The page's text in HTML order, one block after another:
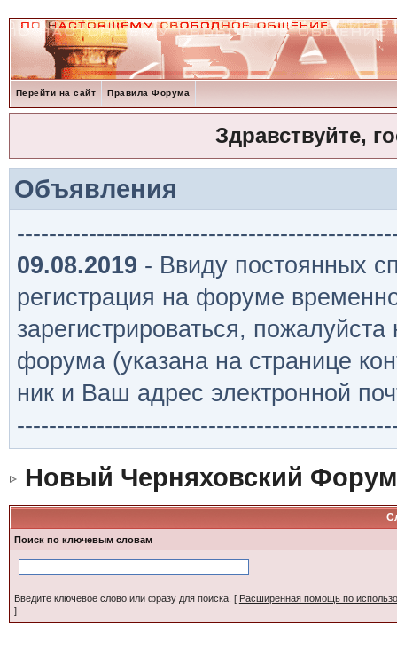
Перейти на сайт Правила Форума
Здравствуйте,
Объявления
09.08.2019 - Ввиду постоянных
регистрация на форуме
зарегистрироваться,
форума (указана на странице
ник и Ваш адрес электронной
Новый Черняховский Форум
Поиск по ключевым словам
Введите ключевое слово или фразу для поиска. [ Расширенная помощь по
]